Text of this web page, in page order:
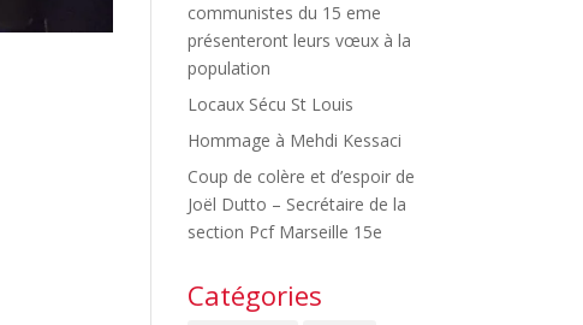
communistes du 15 eme
présenteront leurs vœux à la
population
Locaux Sécu St Louis
Hommage à Mehdi Kessaci
Coup de colère et d’espoir de
Joël Dutto – Secrétaire de la
section Pcf Marseille 15e
Catégories